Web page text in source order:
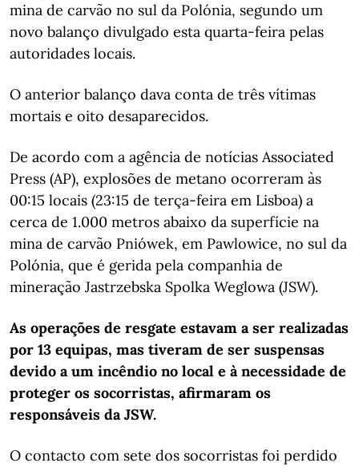
mina de carvão no sul da Polónia, segundo um
novo balanço divulgado esta quarta-feira pelas
autoridades locais.
O anterior balanço dava conta de três vítimas
mortais e oito desaparecidos.
De acordo com a agência de notícias Associated
Press (AP), explosões de metano ocorreram às
00:15 locais (23:15 de terça-feira em Lisboa) a
cerca de 1.000 metros abaixo da superfície na
mina de carvão Pniówek, em Pawlowice, no sul da
Polónia, que é gerida pela companhia de
mineração Jastrzebska Spolka Weglowa (JSW).
As operações de resgate estavam a ser realizadas
por 13 equipas, mas tiveram de ser suspensas
devido a um incêndio no local e à necessidade de
proteger os socorristas, afirmaram os
responsáveis da JSW.
O contacto com sete dos socorristas foi perdido